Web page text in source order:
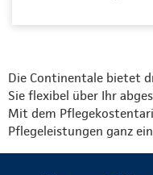
Die Continentale bietet
Sie flexibel über Ihr
Mit dem
Pflegeleistungen ganz